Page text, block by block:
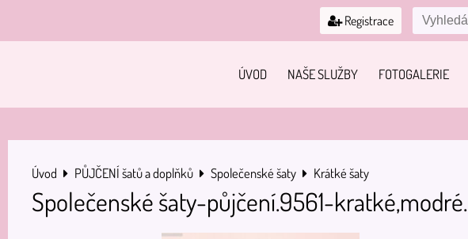
Registrace
ÚVOD NAŠE SLUŽBY FOTOGALERIE
Úvod PŮJČENÍ šatů a doplňků Společenské šaty Krátké šaty
Společenské šaty-půjčení.9561-kratké,modré.